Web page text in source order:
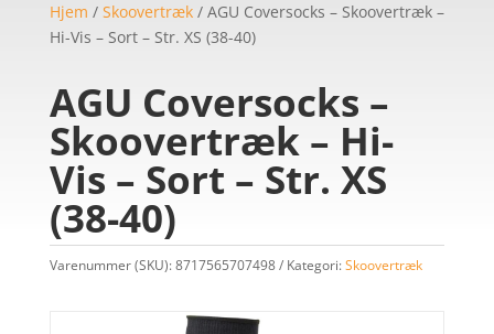
Hjem / Skoovertræk/ AGU Coversocks – Skoovertræk –
Hi-Vis – Sort – Str. XS (38-40)
AGU Coversocks –
Skoovertræk – Hi-
Vis – Sort – Str. XS
(38-40)
Varenummer (SKU):8717565707498 Kategori:Skoovertræk